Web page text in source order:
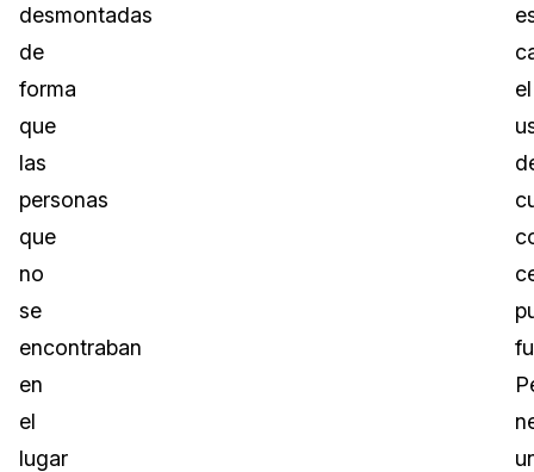
desmontadas
de
forma
que
las
personas
que
no
se
encontraban
en
el
lugar
el